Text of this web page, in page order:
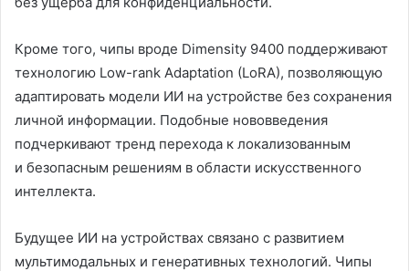
Кроме того, чипы вроде Dimensity 9400 поддерживают
технологию Low-rank Adaptation (LoRA), позволяющую
адаптировать модели ИИ на устройстве без сохранения
личной информации. Подобные нововведения
подчеркивают тренд перехода к локализованным
и безопасным решениям в области искусственного
интеллекта.
Будущее ИИ на устройствах связано с развитием
мультимодальных и генеративных технологий. Чипы